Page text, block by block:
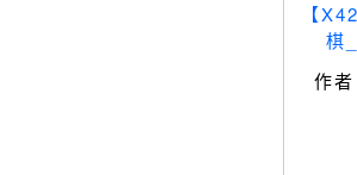
【
棋
作者